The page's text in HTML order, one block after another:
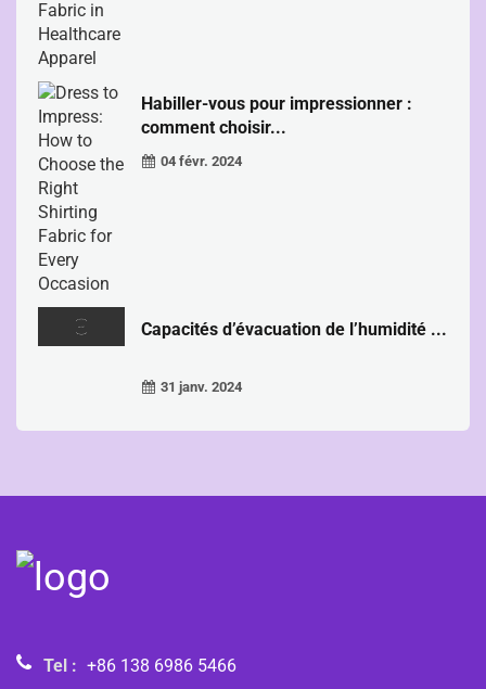
Habiller-vous pour impressionner :
comment choisir...
04 févr. 2024
Capacités d’évacuation de l’humidité ...
31 janv. 2024
Tel : +86 138 6986 5466